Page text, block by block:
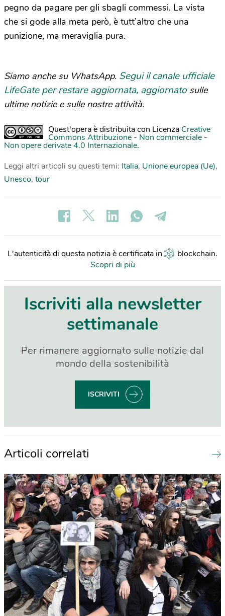
pegno da pagare per gli sbagli commessi. La vista
che si gode alla meta però, è tutt’altro che una
punizione, ma meraviglia pura.
Siamo anche su WhatsApp. Segui il canale ufficiale
LifeGate per restare aggiornata, aggiornato sulle
ultime notizie e sulle nostre attività.
Quest'opera è distribuita con Licenza Creative
Commons Attribuzione - Non commerciale -
Non opere derivate 4.0 Internazionale.
Leggi altri articoli su questi temi: Italia, Unione europea (Ue),
Unesco, tour
L'autenticità di questa notizia è certificata in blockchain.
Scopri di più
Iscriviti alla newsletter
settimanale
Per rimanere aggiornato sulle notizie dal
mondo della sostenibilità
ISCRIVITI
Articoli correlati